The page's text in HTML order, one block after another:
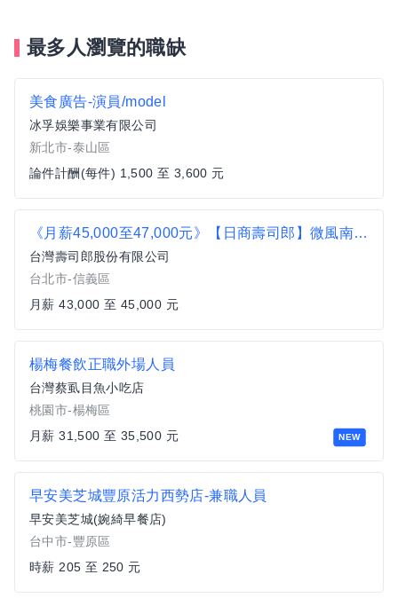
最多人瀏覽的職缺
美食廣告-演員/model
冰孚娛樂事業有限公司
新北市-泰山區
論件計酬(每件) 1,500 至 3,600 元
《月薪45,000至47,000元》【日商壽司郎】微風南山店-正職人員★歡迎二度就業、無經驗者★
台灣壽司郎股份有限公司
台北市-信義區
月薪 43,000 至 45,000 元
NEW
楊梅餐飲正職外場人員
台灣蔡虱目魚小吃店
桃園市-楊梅區
月薪 31,500 至 35,500 元
早安美芝城豐原活力西勢店-兼職人員
早安美芝城(婉綺早餐店)
台中市-豐原區
時薪 205 至 250 元